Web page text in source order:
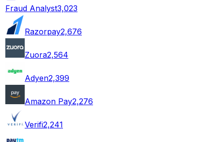
Fraud Analyst3,023
Razorpay2,676
Zuora2,564
Adyen2,399
Amazon Pay2,276
Verifi2,241